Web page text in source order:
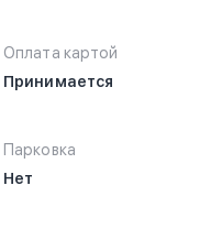
Оплата картой
Принимается
Парковка
Нет